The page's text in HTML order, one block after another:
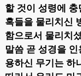
할 것이 성령에
혹들을 물리치신
함으로서 물리치
말씀 곧 성경을
용하신 무기는 하